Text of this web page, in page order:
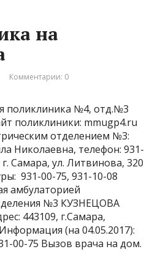
на
Комментарии: 0
поликлиника №4, отд.№3
поликлиники: mmugp4.ru
отделением №3:
Николаевна, телефон: 931-
г. Самара, ул. Литвинова, 320
931-00-75, 931-10-08
амбулаторией
№3 КУЗНЕЦОВА
443109, г.Самара,
(на 04.05.2017):
00-75 Вызов врача на дом.